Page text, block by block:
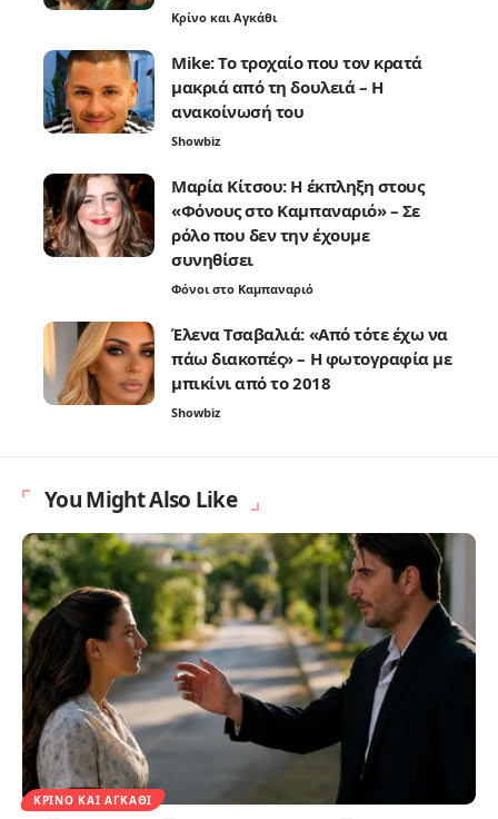
Κρίνο και Αγκάθι
Mike: Το τροχαίο που τον κρατά
μακριά από τη δουλειά – Η
ανακοίνωσή του
Showbiz
Μαρία Κίτσου: Η έκπληξη στους
«Φόνους στο Καμπαναριό» – Σε
ρόλο που δεν την έχουμε
συνηθίσει
Φόνοι στο Καμπαναριό
Έλενα Τσαβαλιά: «Από τότε έχω να
πάω διακοπές» – Η φωτογραφία με
μπικίνι από το 2018
Showbiz
You Might Also Like
ΚΡΊΝΟ ΚΑΙ ΑΓΚΆΘΙ